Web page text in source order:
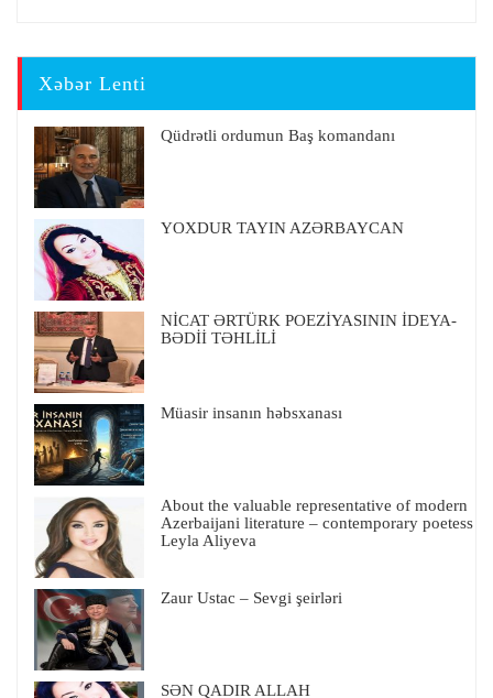
Xəbər Lenti
Qüdrətli ordumun Baş komandanı
YOXDUR TAYIN AZƏRBAYCAN
NİCAT ƏRTÜRK POEZİYASININ İDEYA-
BƏDİİ TƏHLİLİ
Müasir insanın həbsxanası
About the valuable representative of modern
Azerbaijani literature – contemporary poetess
Leyla Aliyeva
Zaur Ustac – Sevgi şeirləri
SƏN QADIR ALLAH